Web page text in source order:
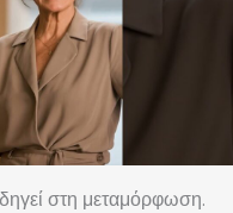
στη μεταμόρφωση.